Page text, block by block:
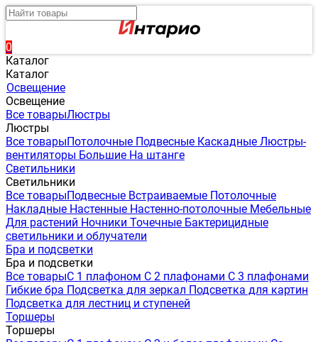
0
Каталог
Каталог
Освещение
Освещение
Все товарыЛюстры
Люстры
Все товарыПотолочные Подвесные Каскадные Люстры-
вентиляторы Большие На штанге
Светильники
Светильники
Все товарыПодвесные Встраиваемые Потолочные
Накладные Настенные Настенно-потолочные Мебельные
Для растений Ночники Точечные Бактерицидные
светильники и облучатели
Бра и подсветки
Бра и подсветки
Все товарыС 1 плафоном С 2 плафонами С 3 плафонами
Гибкие бра Подсветка для зеркал Подсветка для картин
Подсветка для лестниц и ступеней
Торшеры
Торшеры